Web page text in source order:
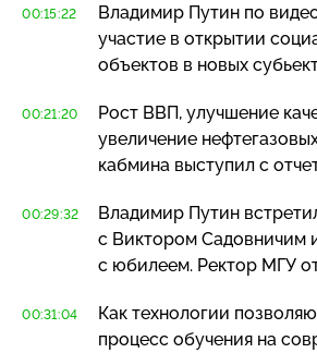
00:15:22
Владимир Путин по
участие в открытии
объектов в новых
00:21:20
Рост ВВП, улучшение
увеличение
кабмина выступил с
00:29:32
Владимир Путин
с Виктором Садовничим
с юбилеем. Ректор МГУ
00:31:04
Как технологии
процесс обучения на